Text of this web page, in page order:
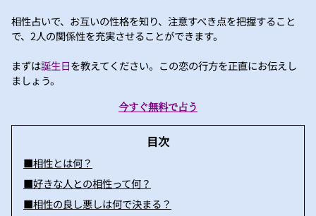
相性占いで、お互いの性格を知り、注意すべき点を把握すること
で、2人の関係性を充実させることができます。
まずは誕生日を教えてください。この恋の行方を正直にお伝えし
ましょう。
今すぐ無料で占う
目次
■相性とは何？
■好きな人との相性って何？
■相性の良し悪しは何で決まる？